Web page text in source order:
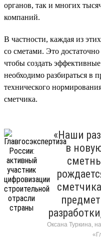
органов, так и многих
компаний.
В частности, каждая из
со сметами. Это
чтобы создать
необходимо разбираться в
технического
сметчика.
«Наши
в
Оксана Туркина,